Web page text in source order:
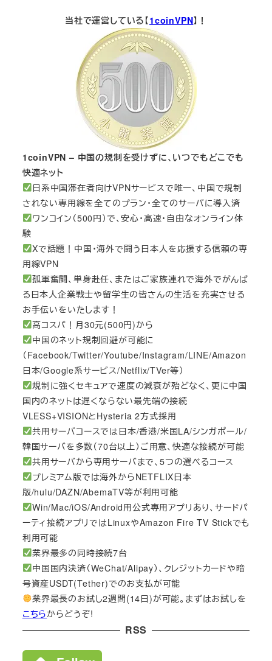
当社で運営している【1coinVPN】！
1coinVPN – 中国の規制を受けずに、いつでもどこでも
快適ネット
日系中国滞在者向けVPNサービスで唯一、中国で規制
されない専用線を全てのプラン・全てのサーバに導入済
ワンコイン（500円）で、安心・高速・自由なオンライン体
験
Xで話題！中国・海外で闘う日本人を応援する信頼の専
用線VPN
孤軍奮闘、単身赴任、またはご家族連れで海外でがんば
る日本人企業戦士や留学生の皆さんの生活を充実させる
お手伝いをいたします！
高コスパ！月30元(500円)から
中国のネット規制回避が可能に
（Facebook/Twitter/Youtube/Instagram/LINE/Amazon
日本/Google系サービス/Netflix/TVer等）
規制に強くセキュアで速度の減衰が殆どなく、更に中国
国内のネットは遅くならない最先端の接続
VLESS+VISIONとHysteria 2方式採用
共用サーバコースでは日本/香港/米国LA/シンガポール/
韓国サーバを多数（70台以上）ご用意、快適な接続が可能
共用サーバから専用サーバまで、5つの選べるコース
プレミアム版では海外からNETFLIX日本
版/hulu/DAZN/AbemaTV等が利用可能
Win/Mac/iOS/Android用公式専用アプリあり、サードパ
ーティ接続アプリではLinuxやAmazon Fire TV Stickでも
利用可能
業界最多の同時接続7台
中国国内決済（WeChat/Alipay）、クレジットカードや暗
号資産USDT(Tether)でのお支払が可能
業界最長のお試し2週間(14日)が可能。まずはお試しを
こちらからどうぞ!
RSS